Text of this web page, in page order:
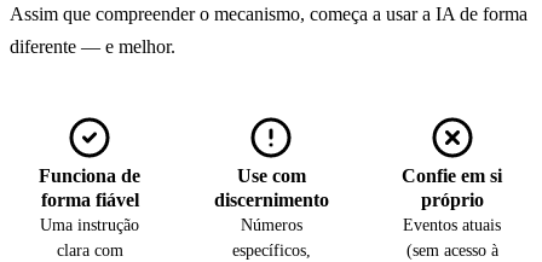
Assim que compreender o mecanismo, começa a usar a IA de forma
diferente — e melhor.
Funciona de
forma fiável
Uma instrução
clara com
Use com
discernimento
Números
específicos,
Confie em si
próprio
Eventos atuais
(sem acesso à